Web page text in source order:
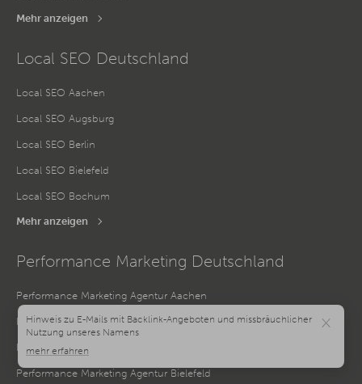
Mehr anzeigen
Local SEO Deutschland
Local SEO Aachen
Local SEO Augsburg
Local SEO Berlin
Local SEO Bielefeld
Local SEO Bochum
Mehr anzeigen
Performance Marketing Deutschland
Performance Marketing Agentur Aachen
Performance Marketing Agentur Augsburg
Performance Marketing Agentur Berlin
Performance Marketing Agentur Bielefeld
×